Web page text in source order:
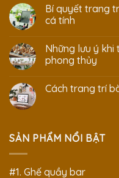
Bí quyết trang
cá tính
Những lưu ý
phong thủy
Cách trang trí
SẢN PHẨM NỔI BẬT
#1. Ghế quầy bar